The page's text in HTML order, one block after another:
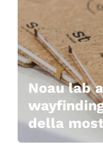
Noau lab
della